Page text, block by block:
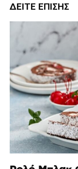
ΔΕΊΤΕ ΕΠΊΣΗΣ